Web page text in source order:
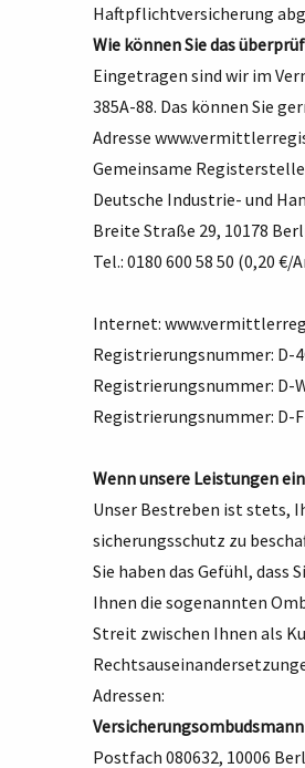
Haftpflichtversicherung
Wie können Sie das
Eingetragen sind wir im
385A-88. Das können Sie
Adresse
Gemeinsame
Deutsche Industrie- und
Breite Straße 29, 10178
Tel.: 0180 600 58 50 (0,20 €/
Internet:
Registrierungsnummer: D-
Registrierungsnummer: D-
Registrierungsnummer: D-
Wenn unsere Leistungen
Unser Bestreben ist stets,
sicherungsschutz zu
Sie haben das Gefühl,
Ihnen die sogenannten
Streit zwischen Ihnen als
Adressen:
Versicherungsombudsmann
Postfach 080632, 10006